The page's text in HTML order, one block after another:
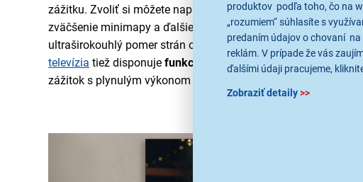
produktov podľa toho, čo na
„rozumiem“ súhlasíte s
predaním údajov o chovaní
reklám. V prípade že vás
ďalšími údaji pracujeme,
Zobraziť detaily>>
zážitku. Zvoliť si môžete napríklad počet snímok za sekundu
zväčšenie minimapy a ďalšie parametre. Zároveň umožňuje
ultraširokouhlý pomer strán obrazovky 21:9 a 32:9 na
televízia tiež disponuje funkciou AMD FreeSync
, ktorá
zážitok s plynulým výkonom a excelentnou grafikou.